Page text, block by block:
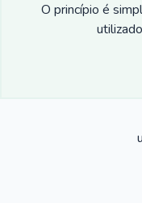
O princípio é